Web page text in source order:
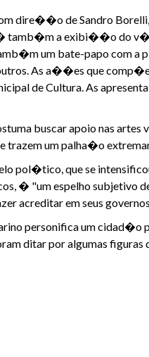
dire��o de Sandro
tamb�m a exibi��o do
um bate-papo com a
As a��es que
de Cultura. As
buscar apoio nas artes
trazem um palha�o
pol�tico, que se
� "um espelho subjetivo
acreditar em seus
personifica um
ditar por algumas